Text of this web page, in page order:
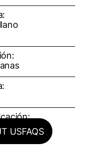
USFAQS
(título